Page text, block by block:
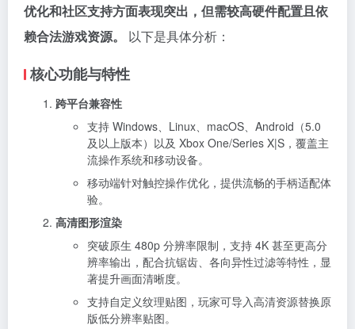
优化和社区支持方面表现突出，但需较高硬件配置且依
赖合法游戏资源。
以下是具体分析：
核心功能与特性
跨平台兼容性
支持 Windows、Linux、macOS、Android（5.0
及以上版本）以及 Xbox One/Series X|S，覆盖主
流操作系统和移动设备。
移动端针对触控操作优化，提供流畅的手柄适配体
验。
高清图形渲染
突破原生 480p 分辨率限制，支持 4K 甚至更高分
辨率输出，配合抗锯齿、各向异性过滤等特性，显
著提升画面清晰度。
支持自定义纹理贴图，玩家可导入高清资源替换原
版低分辨率贴图。